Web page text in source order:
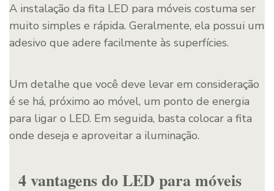
A instalação da fita LED para móveis costuma ser
muito simples e rápida. Geralmente, ela possui um
adesivo que adere facilmente às superfícies.
Um detalhe que você deve levar em consideração
é se há, próximo ao móvel, um ponto de energia
para ligar o LED. Em seguida, basta colocar a fita
onde deseja e aproveitar a iluminação.
4 vantagens do LED para móveis